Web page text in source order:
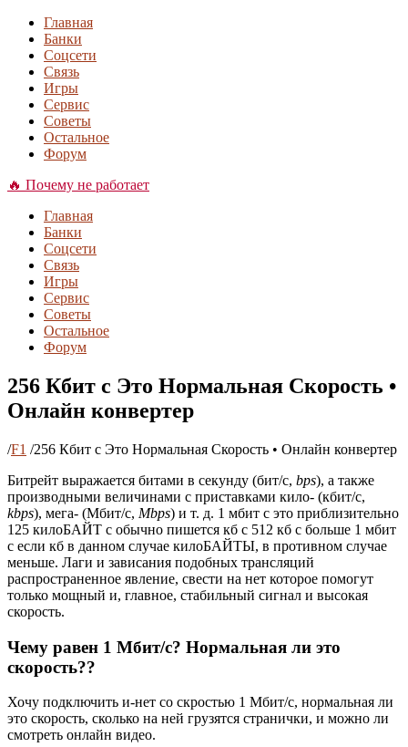
Главная
Банки
Соцсети
Связь
Игры
Сервис
Советы
Остальное
Форум
🔥 Почему не работает
Главная
Банки
Соцсети
Связь
Игры
Сервис
Советы
Остальное
Форум
256 Кбит с Это Нормальная Скорость •
Онлайн конвертер
/F1 /256 Кбит с Это Нормальная Скорость • Онлайн конвертер
Битрейт выражается битами в секунду (бит/c, bps), а также
производными величинами с приставками кило- (кбит/с,
kbps), мега- (Мбит/с, Mbps) и т. д. 1 мбит с это приблизительно
125 килоБАЙТ с обычно пишется кб с 512 кб с больше 1 мбит
с если кб в данном случае килоБАЙТЫ, в противном случае
меньше. Лаги и зависания подобных трансляций
распространенное явление, свести на нет которое помогут
только мощный и, главное, стабильный сигнал и высокая
скорость.
Чему равен 1 Мбит/с? Нормальная ли это
скорость??
Хочу подключить и-нет со скростью 1 Мбит/с, нормальная ли
это скорость, сколько на ней грузятся странички, и можно ли
смотреть онлайн видео.